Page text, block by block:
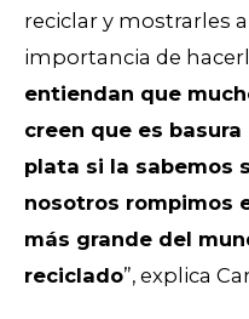
reciclar y mostrarles
importancia de
entiendan que
creen que es
plata si la sabemos
nosotros rompimos
más grande del
reciclado”, explica